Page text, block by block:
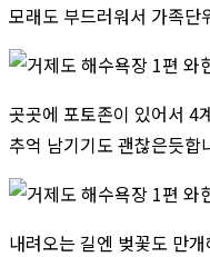
모래도 부드러워서 가족단
곳곳에 포토존이 있어서 4
추억 남기기도 괜찮은듯합
내려오는 길엔 벚꽃도 만